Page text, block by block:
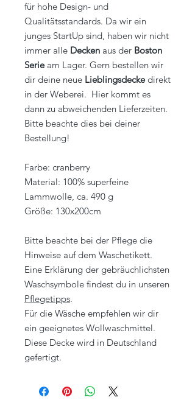
für hohe Design- und
Qualitätsstandards. Da wir ein
junges StartUp sind, haben wir nicht
immer alle Decken aus der Boston
Serieam Lager. Gern bestellen wir
dir deine neue Lieblingsdeckedirekt
in der Weberei. Hier kommt es
dann zu abweichenden Lieferzeiten.
Bitte beachte dies bei deiner
Bestellung!
Farbe: cranberry
Material: 100% superfeine
Lammwolle, ca. 490 g
Größe: 130x200cm
Bitte beachte bei der Pflege die
Hinweise auf dem Waschetikett.
Eine Erklärung der gebräuchlichsten
Waschsymbole findest du in unseren
Pflegetipps.
Für die Wäsche empfehlen wir dir
ein geeignetes Wollwaschmittel.
Diese Decke wird in Deutschland
gefertigt.